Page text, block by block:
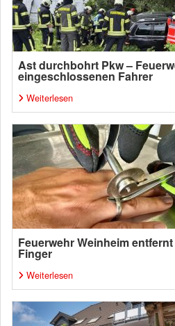
Ast durchbohrt Pkw –
eingeschlossenen Fahrer
Weiterlesen
Feuerwehr Weinheim
Finger
Weiterlesen